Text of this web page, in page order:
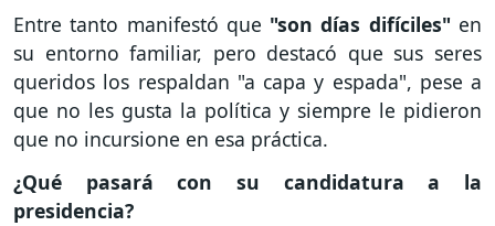
Entre tanto manifestó que "son días difíciles"en
su entorno familiar, pero destacó que sus seres
queridos los respaldan "a capa y espada", pese a
que no les gusta la política y siempre le pidieron
que no incursione en esa práctica.
¿Qué pasará con su candidatura a la
presidencia?